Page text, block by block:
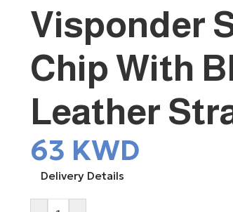
Visponder
Chip With
Leather
63 KWD
Delivery Details